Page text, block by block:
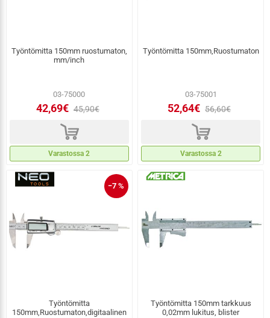
Työntömitta 150mm ruostumaton,
mm/inch
03-75000
42,69€ 45,90€
d
Varastossa 2
Työntömitta 150mm,Ruostumaton
03-75001
52,64€ 56,60€
d
Varastossa 2
−7 %
Työntömitta
150mm,Ruostumaton,digitaalinen
Työntömitta 150mm tarkkuus
0,02mm lukitus, blister